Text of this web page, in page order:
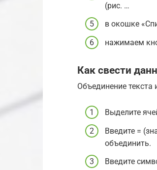
(рис. …
в окошке
нажимаем
Как свести
Объединение текста
Выделите
Введите =
объединить.
Введите